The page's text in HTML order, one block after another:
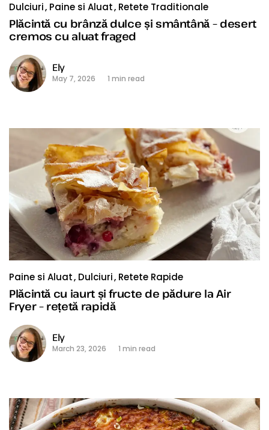
Dulciuri Paine si Aluat Retete Traditionale
Plăcintă cu brânză dulce și smântână – desert
cremos cu aluat fraged
Ely
May 7, 2026 1 min read
Paine si Aluat Dulciuri Retete Rapide
Plăcintă cu iaurt și fructe de pădure la Air
Fryer – rețetă rapidă
Ely
March 23, 2026 1 min read